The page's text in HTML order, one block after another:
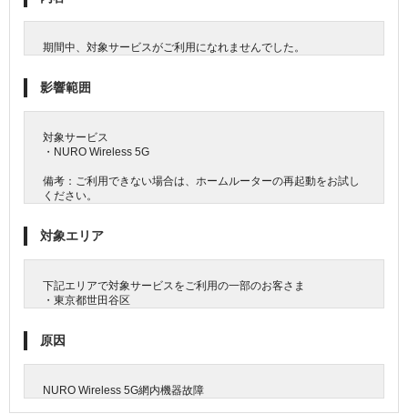
期間中、対象サービスがご利用になれませんでした。
影響範囲
対象サービス
・NURO Wireless 5G
備考：ご利用できない場合は、ホームルーターの再起動をお試し
ください。
対象エリア
下記エリアで対象サービスをご利用の一部のお客さま
・東京都世田谷区
原因
NURO Wireless 5G網内機器故障